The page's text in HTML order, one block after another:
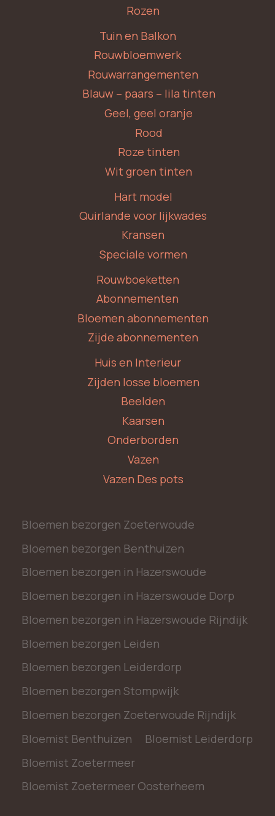
Rozen
Tuin en Balkon
Rouwbloemwerk
Rouwarrangementen
Blauw – paars – lila tinten
Geel, geel oranje
Rood
Roze tinten
Wit groen tinten
Hart model
Quirlande voor lijkwades
Kransen
Speciale vormen
Rouwboeketten
Abonnementen
Bloemen abonnementen
Zijde abonnementen
Huis en Interieur
Zijden losse bloemen
Beelden
Kaarsen
Onderborden
Vazen
Vazen Des pots
Bloemen bezorgen Zoeterwoude
Bloemen bezorgen Benthuizen
Bloemen bezorgen in Hazerswoude
Bloemen bezorgen in Hazerswoude Dorp
Bloemen bezorgen in Hazerswoude Rijndijk
Bloemen bezorgen Leiden
Bloemen bezorgen Leiderdorp
Bloemen bezorgen Stompwijk
Bloemen bezorgen Zoeterwoude Rijndijk
Bloemist Benthuizen
Bloemist Leiderdorp
Bloemist Zoetermeer
Bloemist Zoetermeer Oosterheem